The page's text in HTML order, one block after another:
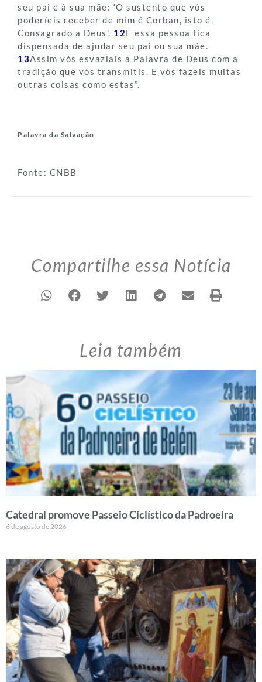
seu pai e à sua mãe: ‘O sustento que vós
poderíeis receber de mim é Corban, isto é,
Consagrado a Deus’. 12E essa pessoa fica
dispensada de ajudar seu pai ou sua mãe.
13Assim vós esvaziais a Palavra de Deus com a
tradição que vós transmitis. E vós fazeis muitas
outras coisas como estas”.
Palavra da Salvação
Fonte: CNBB
Compartilhe essa Notícia
Leia também
Catedral promove Passeio Ciclístico da Padroeira
6 de agosto de 2026